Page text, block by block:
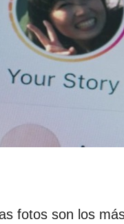
fotos son los